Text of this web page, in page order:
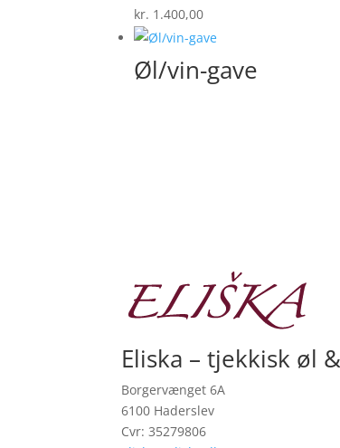
kr. 720,00.
kr. 1.400,00
Øl/vin-gave
Eliska – tjekkisk øl
Borgervænget 6A
6100 Haderslev
Cvr: 35279806